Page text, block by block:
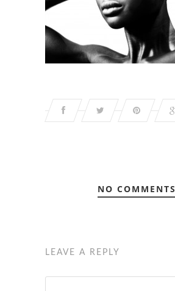
NO COMMENTS
LEAVE A REPLY